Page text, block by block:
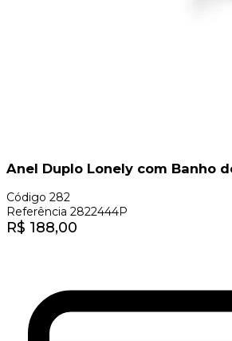
Anel Duplo Lonely com Banho
Código 282
Referência 2822444P
R$ 188,00